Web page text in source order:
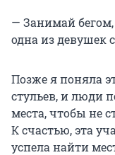
— Занимай
одна из девушек
Позже я поняла
стульев, и люди
места, чтобы не
К счастью, эта
успела найти